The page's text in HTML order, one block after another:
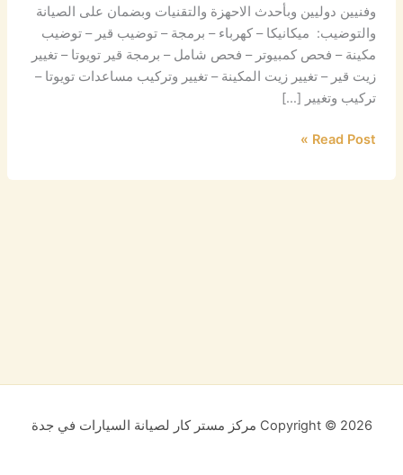
وفنيين دوليين وبأحدث الاحهزة والتقنيات وبضمان على الصيانة
والتوضيب: ميكانيكا – كهرباء – برمجة – توضيب قير – توضيب
مكينة – فحص كمبيوتر – فحص شامل – برمجة قير تويوتا – تغيير
زيت قير – تغيير زيت المكينة – تغيير وتركيب مساعدات تويوتا –
تركيب وتغيير […]
Read Post »
Copyright © 2026 مركز مستر كار لصيانة السيارات في جدة